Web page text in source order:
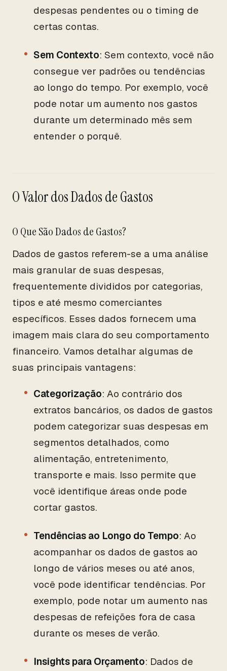
despesas pendentes ou o timing de
certas contas.
Sem Contexto: Sem contexto, você não
consegue ver padrões ou tendências
ao longo do tempo. Por exemplo, você
pode notar um aumento nos gastos
durante um determinado mês sem
entender o porquê.
O Valor dos Dados de Gastos
O Que São Dados de Gastos?
Dados de gastos referem-se a uma análise
mais granular de suas despesas,
frequentemente divididos por categorias,
tipos e até mesmo comerciantes
específicos. Esses dados fornecem uma
imagem mais clara do seu comportamento
financeiro. Vamos detalhar algumas de
suas principais vantagens:
Categorização: Ao contrário dos
extratos bancários, os dados de gastos
podem categorizar suas despesas em
segmentos detalhados, como
alimentação, entretenimento,
transporte e mais. Isso permite que
você identifique áreas onde pode
cortar gastos.
Tendências ao Longo do Tempo: Ao
acompanhar os dados de gastos ao
longo de vários meses ou até anos,
você pode identificar tendências. Por
exemplo, pode notar um aumento nas
despesas de refeições fora de casa
durante os meses de verão.
Insights para Orçamento: Dados de